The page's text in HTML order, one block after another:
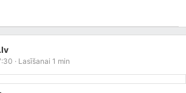
· Lasīšanai 1 min